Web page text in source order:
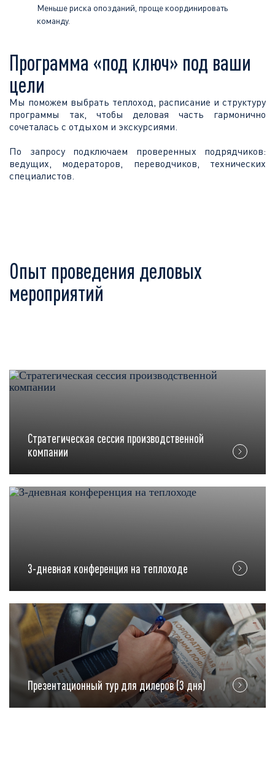
Меньше риска опозданий, проще координировать
команду.
Программа «под ключ» под ваши
цели
Мы поможем выбрать теплоход, расписание и структуру
программы так, чтобы деловая часть гармонично
сочеталась с отдыхом и экскурсиями.
По запросу подключаем проверенных подрядчиков:
ведущих, модераторов, переводчиков, технических
специалистов.
Опыт проведения деловых
мероприятий
Стратегическая сессия производственной
компании
3-дневная конференция на теплоходе
Презентационный тур для дилеров (3 дня)